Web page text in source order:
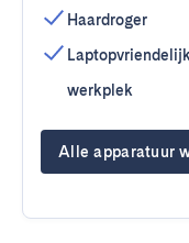
Haardroger
werkplek
Alle apparatuur